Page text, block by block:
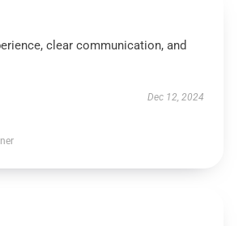
clear communication, and
Dec 12, 2024